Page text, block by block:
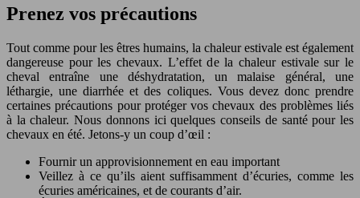
Prenez vos précautions
Tout comme pour les êtres humains, la chaleur estivale est également
dangereuse pour les chevaux. L’effet de la chaleur estivale sur le
cheval entraîne une déshydratation, un malaise général, une
léthargie, une diarrhée et des coliques. Vous devez donc prendre
certaines précautions pour protéger vos chevaux des problèmes liés
à la chaleur. Nous donnons ici quelques conseils de santé pour les
chevaux en été. Jetons-y un coup d’œil :
Fournir un approvisionnement en eau important
Veillez à ce qu’ils aient suffisamment d’écuries, comme les
écuries américaines, et de courants d’air.